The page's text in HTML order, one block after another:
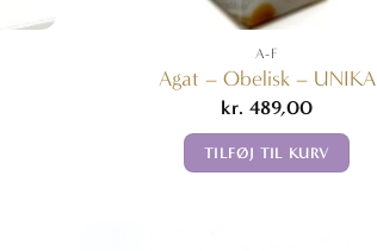
A-F
Agat – Obelisk – UNIKA
kr. 489,00
TILFØJ TIL KURV